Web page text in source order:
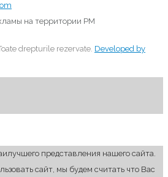
на территории РМ
drepturile rezervate. Developed by
представления нашего сайта.
сайт, мы будем считать что Вас